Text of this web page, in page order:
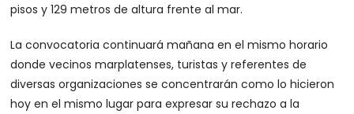
pisos y 129 metros de altura frente al mar.
La convocatoria continuará mañana en el mismo horario
donde vecinos marplatenses, turistas y referentes de
diversas organizaciones se concentrarán como lo hicieron
hoy en el mismo lugar para expresar su rechazo a la